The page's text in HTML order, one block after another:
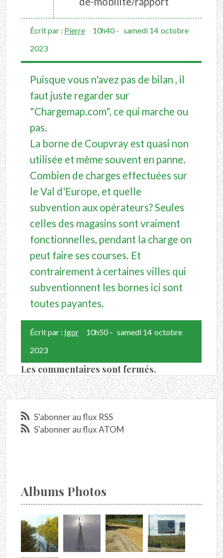
S'abonner au flux RSS
S'abonner au flux ATOM
Albums Photos
Écrit par : Pierre 10h40- samedi 14 octobre
2023
Puisque vous n'avez pas de bilan , il
faut juste regarder sur
"Chargemap.com", ce qui marche ou
pas.
La borne de Coupvray est quasi non
utilisée et même souvent en panne.
Combien de charges effectuées sur
le Val d'Europe, et quelle
subvention aux opérateurs? Seules
celles des magasins sont vraiment
fonctionnelles, pendant la charge on
peut faire ses courses. Et
contrairement à certaines villes qui
subventionnent les bornes ici sont
toutes payantes.
Écrit par : Igor 10h50- samedi 14 octobre
2023
Les commentaires sont fermés.